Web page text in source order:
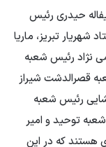
حیدری رئیس
شهریار تبریز، ماریا
نژاد رئیس شعبه
قصرالدشت شیراز
رئیس شعبه
توحید و امیر
هستند که در این